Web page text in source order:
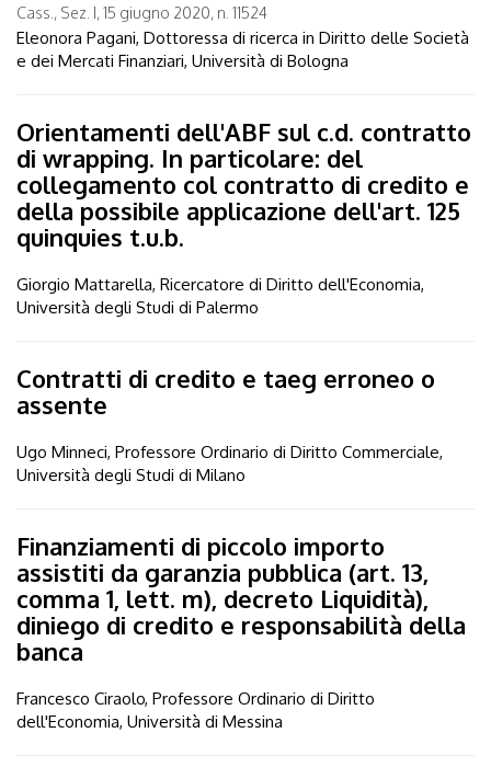
Cass., Sez. I, 15 giugno 2020, n. 11524
Eleonora Pagani, Dottoressa di ricerca in Diritto delle Società
e dei Mercati Finanziari, Università di Bologna
Orientamenti dell'ABF sul c.d. contratto
di wrapping. In particolare: del
collegamento col contratto di credito e
della possibile applicazione dell'art. 125
quinquies t.u.b.
Giorgio Mattarella, Ricercatore di Diritto dell'Economia,
Università degli Studi di Palermo
Contratti di credito e taeg erroneo o
assente
Ugo Minneci, Professore Ordinario di Diritto Commerciale,
Università degli Studi di Milano
Finanziamenti di piccolo importo
assistiti da garanzia pubblica (art. 13,
comma 1, lett. m), decreto Liquidità),
diniego di credito e responsabilità della
banca
Francesco Ciraolo, Professore Ordinario di Diritto
dell'Economia, Università di Messina